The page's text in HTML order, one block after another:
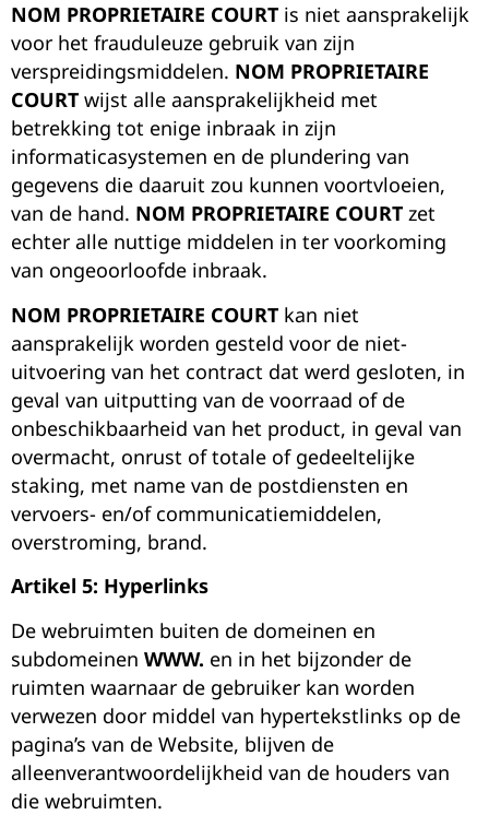
NOM PROPRIETAIRE COURT is niet aansprakelijk
voor het frauduleuze gebruik van zijn
verspreidingsmiddelen. NOM PROPRIETAIRE
COURT wijst alle aansprakelijkheid met
betrekking tot enige inbraak in zijn
informaticasystemen en de plundering van
gegevens die daaruit zou kunnen voortvloeien,
van de hand. NOM PROPRIETAIRE COURT zet
echter alle nuttige middelen in ter voorkoming
van ongeoorloofde inbraak.
NOM PROPRIETAIRE COURT kan niet
aansprakelijk worden gesteld voor de niet-
uitvoering van het contract dat werd gesloten, in
geval van uitputting van de voorraad of de
onbeschikbaarheid van het product, in geval van
overmacht, onrust of totale of gedeeltelijke
staking, met name van de postdiensten en
vervoers- en/of communicatiemiddelen,
overstroming, brand.
Artikel 5: Hyperlinks
De webruimten buiten de domeinen en
subdomeinen WWW. en in het bijzonder de
ruimten waarnaar de gebruiker kan worden
verwezen door middel van hypertekstlinks op de
pagina’s van de Website, blijven de
alleenverantwoordelijkheid van de houders van
die webruimten.